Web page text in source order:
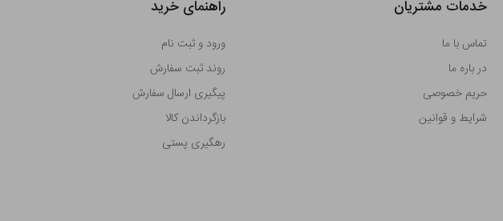
خدمات مشتریان
تماس با ما
در باره ما
حریم خصوصی
شرایط و قوانین
راهنمای خرید
ورود و ثبت نام
روند ثبت سفارش
پیگیری ارسال سفارش
بازگرداندن کالا
رهگیری پستی